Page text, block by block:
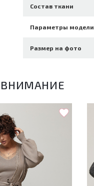
Состав ткани
Параметры модели
Размер на фото
ВНИМАНИЕ